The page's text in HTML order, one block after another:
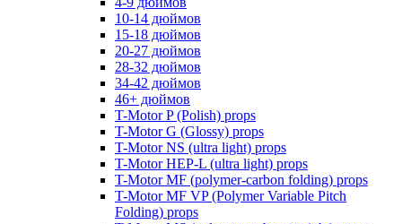
10-14 дюймов
15-18 дюймов
20-27 дюймов
28-32 дюймов
34-42 дюймов
46+ дюймов
T-Motor P (Polish) props
T-Motor G (Glossy) props
T-Motor NS (ultra light) props
T-Motor HEP-L (ultra light) props
T-Motor MF (polymer-carbon folding) props
T-Motor MF VP (Polymer Variable Pitch
Folding) props